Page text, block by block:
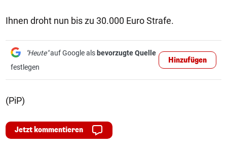
Ihnen droht nun bis zu 30.000 Euro Strafe.
"Heute"auf Google als bevorzugte Quelle
festlegen
Hinzufügen
(PiP)
Jetzt kommentieren